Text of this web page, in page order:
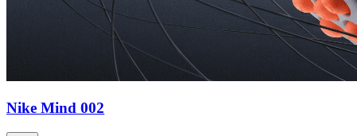
Nike Mind 002